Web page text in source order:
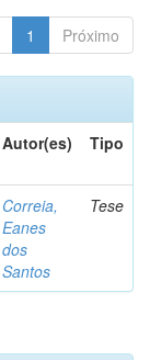
1 Próximo
Autor(es) Tipo
Correia,
Eanes
dos
Santos
Tese